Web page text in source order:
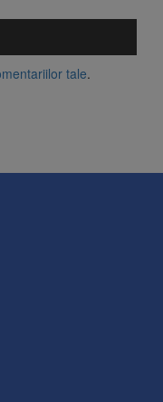
tale.